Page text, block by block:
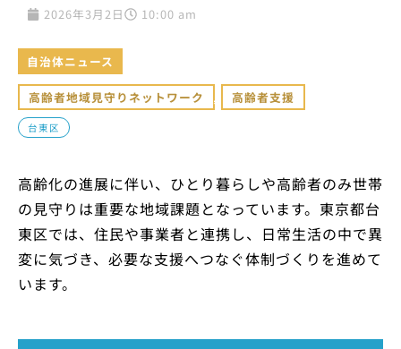
2026年3月2日 10:00 am
自治体ニュース
高齢者地域見守りネットワーク , 高齢者支援
台東区
高齢化の進展に伴い、ひとり暮らしや高齢者のみ世帯
の見守りは重要な地域課題となっています。東京都台
東区では、住民や事業者と連携し、日常生活の中で異
変に気づき、必要な支援へつなぐ体制づくりを進めて
います。